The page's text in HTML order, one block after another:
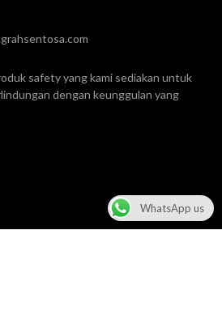
safety yang kami sediakan untuk
dengan keunggulan yang
WhatsApp us